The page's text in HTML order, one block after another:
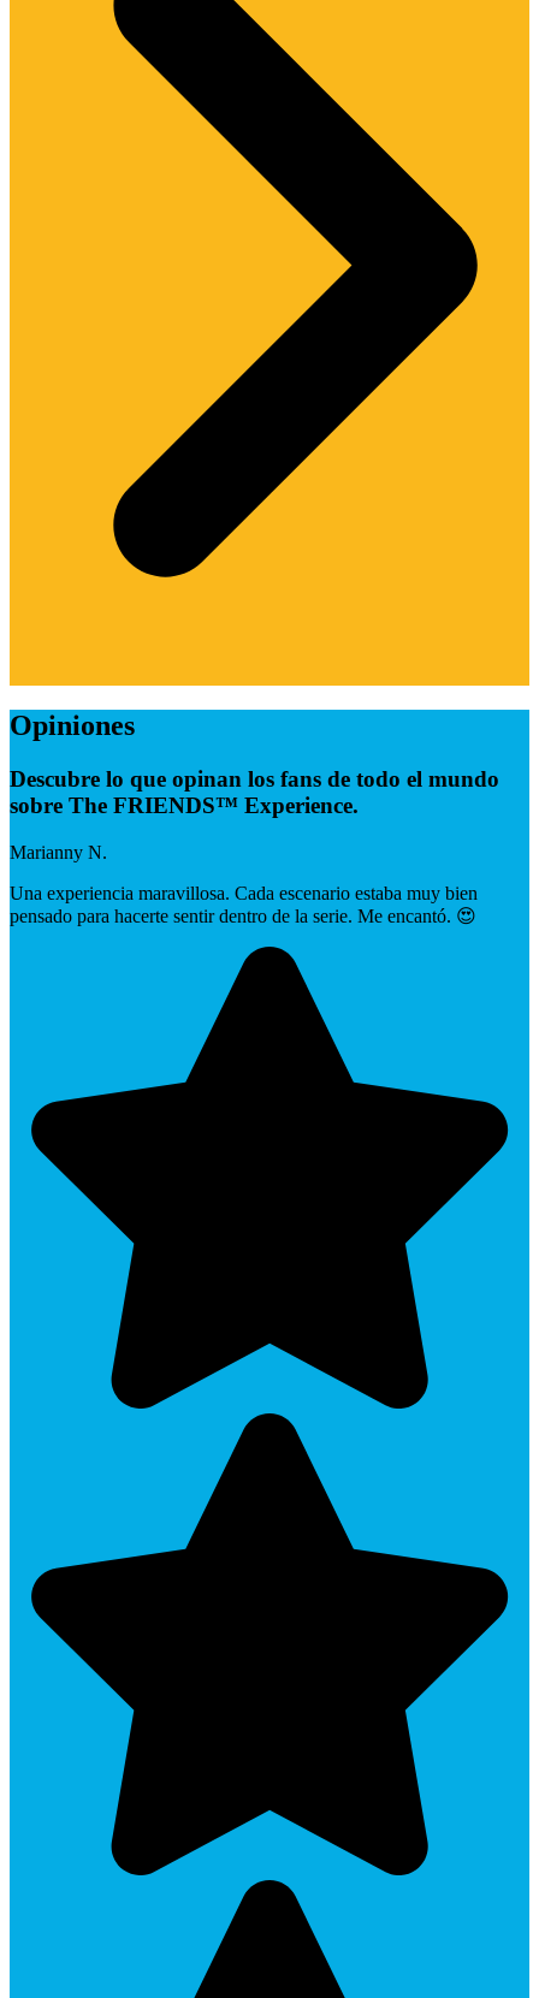
Opiniones
Descubre lo que opinan los fans de todo el mundo
sobre The FRIENDS™ Experience.
Marianny N.
Una experiencia maravillosa. Cada escenario estaba muy bien
pensado para hacerte sentir dentro de la serie. Me encantó. 😍